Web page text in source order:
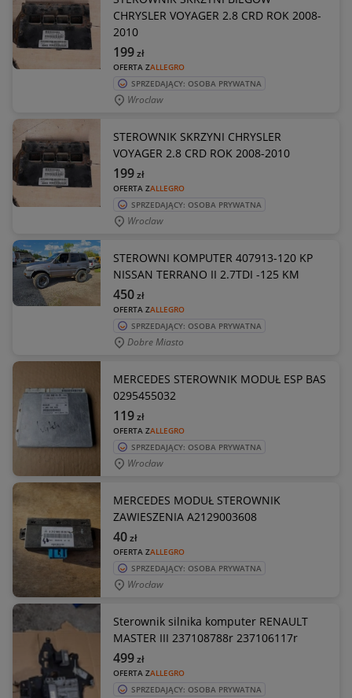
CHRYSLER VOYAGER 2.8 CRD ROK 2008-
2010
OFERTA ZALLEGRO
199zł
SPRZEDAJĄCY: OSOBA PRYWATNA
Wroclaw
STEROWNIK SKRZYNI CHRYSLER
VOYAGER 2.8 CRD ROK 2008-2010
OFERTA ZALLEGRO
199zł
SPRZEDAJĄCY: OSOBA PRYWATNA
Wroclaw
STEROWNI KOMPUTER 407913-120 KP
NISSAN TERRANO II 2.7TDI -125 KM
OFERTA ZALLEGRO
450zł
SPRZEDAJĄCY: OSOBA PRYWATNA
Dobre Miasto
MERCEDES STEROWNIK MODUŁ ESP BAS
0295455032
OFERTA ZALLEGRO
119zł
SPRZEDAJĄCY: OSOBA PRYWATNA
Wrocław
MERCEDES MODUŁ STEROWNIK
ZAWIESZENIA A2129003608
OFERTA ZALLEGRO
40zł
SPRZEDAJĄCY: OSOBA PRYWATNA
Wrocław
Sterownik silnika komputer RENAULT
MASTER III 237108788r 237106117r
OFERTA ZALLEGRO
499zł
SPRZEDAJĄCY: OSOBA PRYWATNA